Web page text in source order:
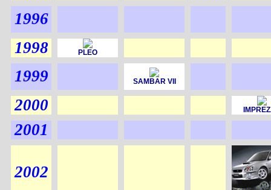
1996
1998
PLEO
1999 SAMBAR VII
2000
2001
2002